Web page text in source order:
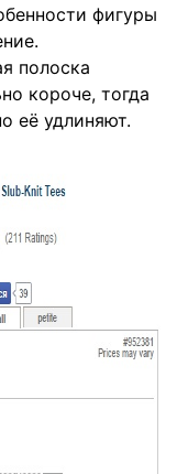
фигуры
полоска
короче, тогда
её удлиняют.